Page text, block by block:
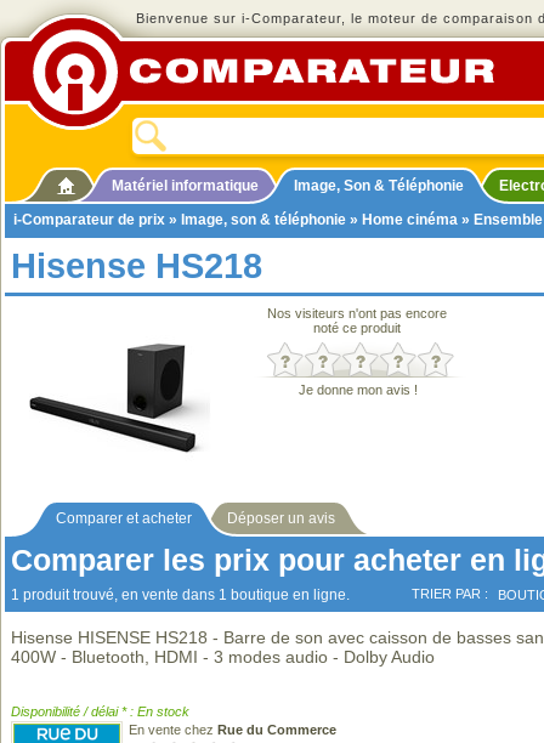
Bienvenue sur i-Comparateur, le moteur de comparaison
Matériel informatique Image, Son & Téléphonie
i-Comparateur de prix » Image, son & téléphonie » Home cinéma »
Hisense HS218
Nos visiteurs n'ont pas encore
noté ce produit
Je donne mon avis !
Comparer et acheter Déposer un avis
Comparer les prix pour acheter en
1 produit trouvé, en vente dans 1 boutique en ligne. TRIER PAR :
Hisense HISENSE HS218 - Barre de son avec caisson de basses
400W - Bluetooth, HDMI - 3 modes audio - Dolby Audio
Disponibilité / délai * : En stock
En vente chez Rue du Commerce